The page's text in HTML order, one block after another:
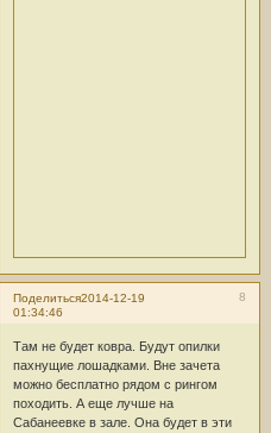
Поделиться 8
2014-12-19
01:34:46
Там не будет ковра. Будут опилки
пахнущие лошадками. Вне зачета
можно бесплатно рядом с рингом
походить. А еще лучше на
Сабанеевке в зале. Она будет в эти